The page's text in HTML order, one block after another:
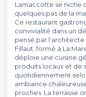
Lamaccotte se niche
quelques pas de la
Ce restaurant
convivialité dans un
pensé par l'architecte
Fillaut, formé à La
déploie une cuisine
produits locaux et de
quotidiennement
ambiance
proches. La terrasse